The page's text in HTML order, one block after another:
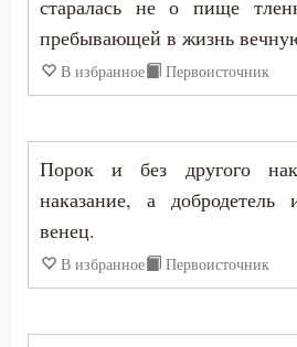
Дело
Добро
Друг
Дух Святой
Духовная жизнь
Иероним Стридонский
Иларион Оптинский
Иоанн (Максимович)
Иоанн Дамаскин
Иоанн Златоуст
старалась не о пище
пребывающей в жизнь
В избранное Первоисточник
Порок и без другого
наказание, а
венец.
В избранное Первоисточник